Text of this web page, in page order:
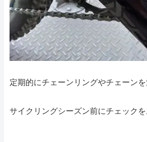
定期的にチェーンリングやチェーン
サイクリングシーズン前にチェックを